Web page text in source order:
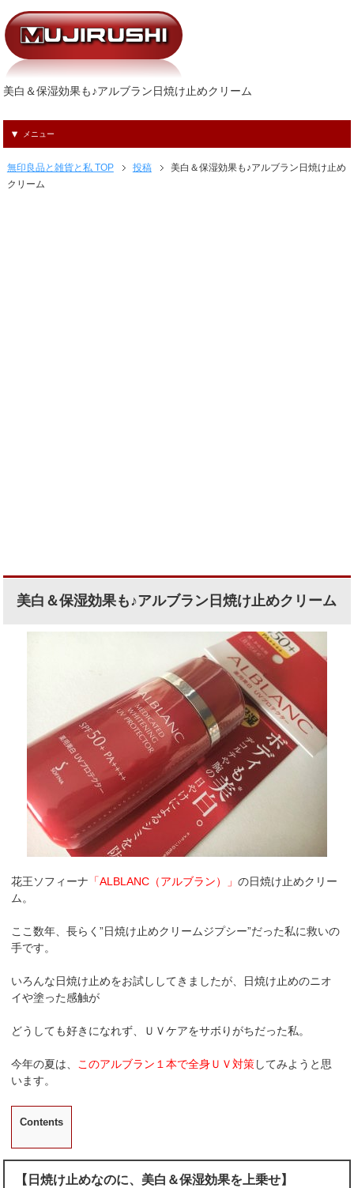
美白＆保湿効果も♪アルブラン日焼け止めクリーム
メニュー
無印良品と雑貨と私 TOP 投稿
美白＆保湿効果も♪アルブラン日焼け止め
クリーム
美白＆保湿効果も♪アルブラン日焼け止めクリーム
花王ソフィーナ 「ALBLANC（アルブラン）」の日焼け止めクリー
ム。
ここ数年、長らく”日焼け止めクリームジプシー”だった私に救いの
手です。
いろんな日焼け止めをお試ししてきましたが、日焼け止めのニオ
イや塗った感触が
どうしても好きになれず、ＵＶケアをサボりがちだった私。
今年の夏は、 このアルブラン１本で全身ＵＶ対策してみようと思
います。
Contents
【日焼け止めなのに、美白＆保湿効果を上乗せ】